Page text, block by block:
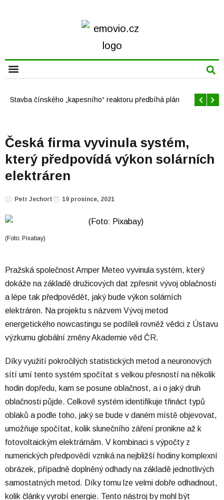
Offshore větrné elektrárny v USA se mají brzy rozrůst
Česká firma vyvinula systém,
který předpovídá výkon solárních
elektráren
Petr Jechort 19 prosince, 2021
(Foto: Pixabay)
Pražská společnost Amper Meteo vyvinula systém, který
dokáže na základě družicových dat zpřesnit vývoj oblačnosti
a lépe tak předpovědět, jaký bude výkon solárních
elektráren. Na projektu s názvem Vývoj metod
energetického nowcastingu se podíleli rovněž vědci z Ústavu
výzkumu globální změny Akademie věd ČR.
Díky využití pokročilých statistických metod a neuronových
sítí umí tento systém spočítat s velkou přesností na několik
hodin dopředu, kam se posune oblačnost, a i o jaký druh
oblačnosti půjde. Celkově systém identifikuje třináct typů
oblaků a podle toho, jaký se bude v daném místě objevovat,
umožňuje spočítat, kolik slunečního záření pronikne až k
fotovoltaickým elektrárnám. V kombinaci s výpočty z
numerických předpovědí vzniká na nejbližší hodiny komplexní
obrázek, případně doplněný odhady na základě jednotlivých
samostatných metod. Díky tomu lze velmi dobře odhadnout,
kolik články vyrobí energie. Tento nástroj by mohl být